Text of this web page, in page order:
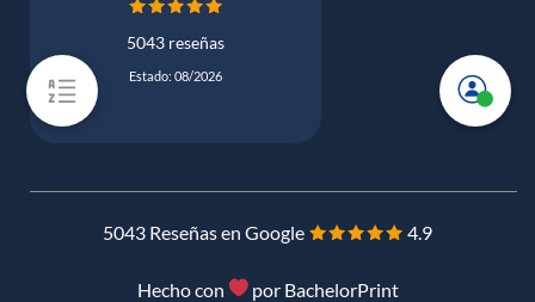
5043 reseñas
Estado: 08/2026
5043 Reseñas en Google 4.9
Hecho con por BachelorPrint